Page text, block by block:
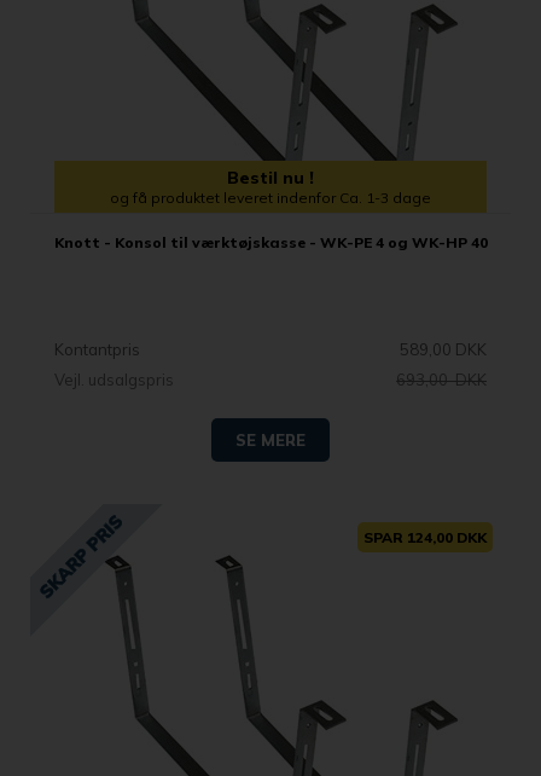
Bestil nu !
og få produktet leveret indenfor Ca. 1-3 dage
Knott - Konsol til værktøjskasse - WK-PE 4 og WK-HP 40
Kontantpris
589,00 DKK
Vejl. udsalgspris
693,00 DKK
SE MERE
SPAR 124,00 DKK